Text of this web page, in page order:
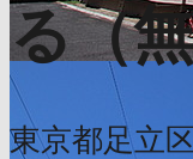
る（
東京都足立